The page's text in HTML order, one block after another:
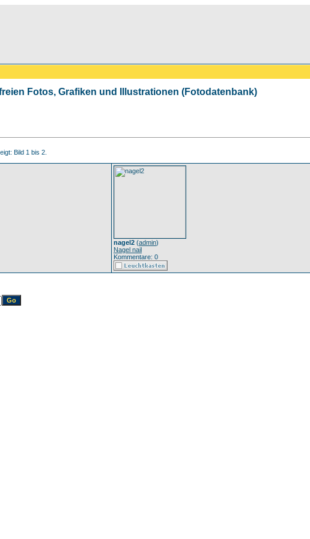
Fotos, Grafiken und Illustrationen (Fotodatenbank)
Bild 1 bis 2.
nagel2 (admin)
Nagel nail
Kommentare: 0